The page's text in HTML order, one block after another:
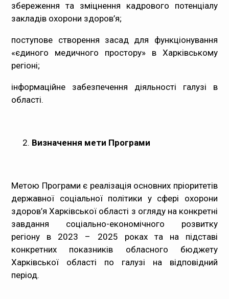
збереження та зміцнення кадрового потенціалу
закладів охорони здоров’я;
поступове створення засад для функціонування
«єдиного медичного простору» в Харківському
регіоні;
інформаційне забезпечення діяльності галузі в
області.
Визначення мети Програми
Метою Програми є реалізація основних пріоритетів
державної соціальної політики у сфері охорони
здоров’я Харківської області з огляду на конкретні
завдання соціально-економічного розвитку
регіону в 2023 – 2025 роках та на підставі
конкретних показників обласного бюджету
Харківської області по галузі на відповідний
період.